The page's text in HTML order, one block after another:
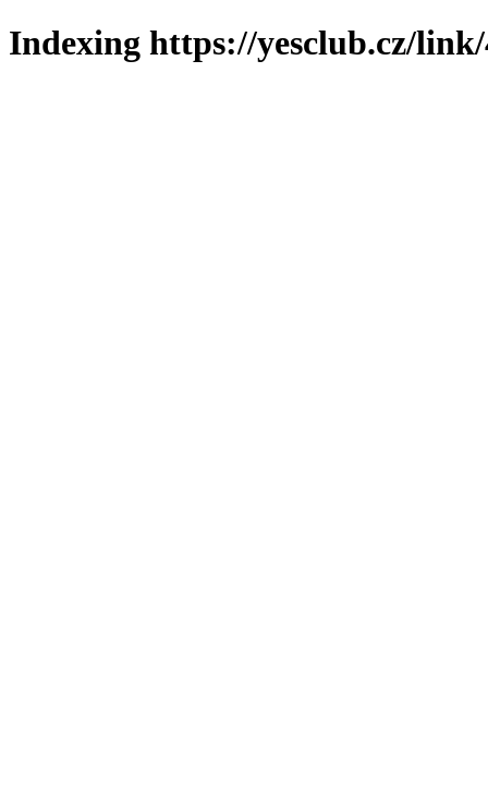
Indexing https://yesclub.cz/link/